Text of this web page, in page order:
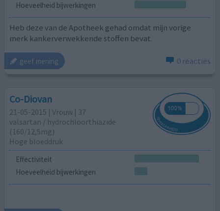
Hoeveelheid bijwerkingen
Heb deze van de Apotheek gehad omdat mijn vorige
merk kankerverwekkende stoffen bevat.
geef mening 0 reacties
Co-Diovan
21-05-2015 | Vrouw | 37
valsartan / hydrochloorthiazide
(160/12,5mg)
Hoge bloeddruk
Effectiviteit
Hoeveelheid bijwerkingen